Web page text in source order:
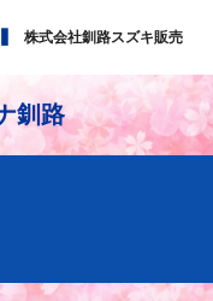
株式会社釧路スズキ販売
釧路